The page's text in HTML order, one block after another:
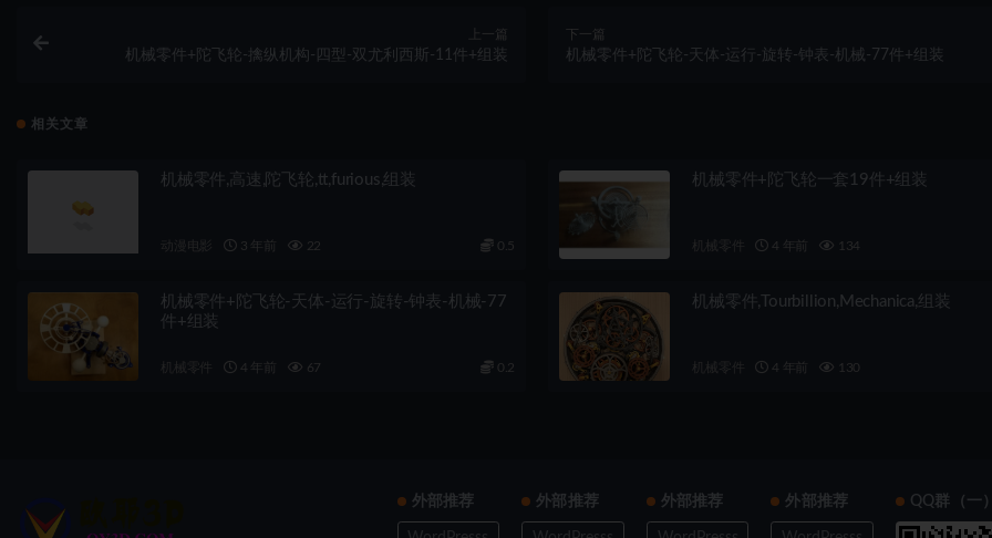
上一篇
机械零件+陀飞轮-擒纵机构-四型-双尤利西斯-11件+组装
下一篇
机械零件+陀飞轮-天体-运行-旋转-钟表-机械-77件+组装
相关文章
机械零件,高速,陀飞轮,tt,furious,组装
3 年前 22 0.5
机械零件+陀飞轮一套19件+组装
机械零件 4 年前 134
机械零件+陀飞轮-天体-运行-旋转-钟表-机械-77
件+组装
机械零件 4 年前 67 0.2
机械零件,Tourbillion,Mechanica,组装
机械零件 4 年前 130
外部推荐 外部推荐 外部推荐 外部推荐 QQ群（一